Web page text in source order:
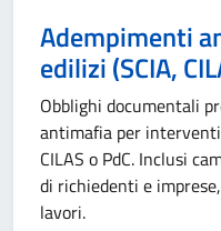
Adempimenti
edilizi (SCIA,
Obblighi documentali
antimafia per interventi
CILAS o PdC. Inclusi
di richiedenti e
lavori.